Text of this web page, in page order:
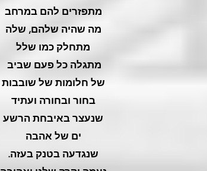
מתפזרים להם במרחב
מה שהיה שלהם, שלה
מתחלק כמו שלל
מתגלה כל פעם שביב
של חלומות של שובבות
בחור ובחורה ועתיד
שנעצר באיבחת הרשע
ים של אהבה
שנגדעה בטנק בעזה.